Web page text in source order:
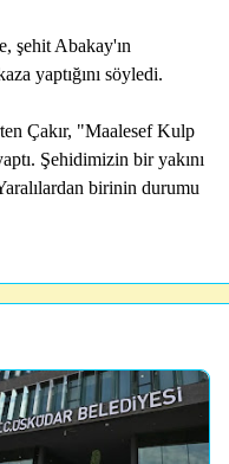
şehit Abakay'ın
yaptığını söyledi.
Çakır, "Maalesef Kulp
Şehidimizin bir yakını
birinin durumu